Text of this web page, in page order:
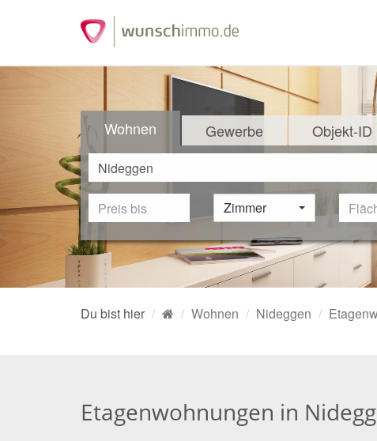
Wohnen Gewerbe Objekt-ID
Zimmer
Du bist hier Wohnen Nideggen
Etagenwohnungen in